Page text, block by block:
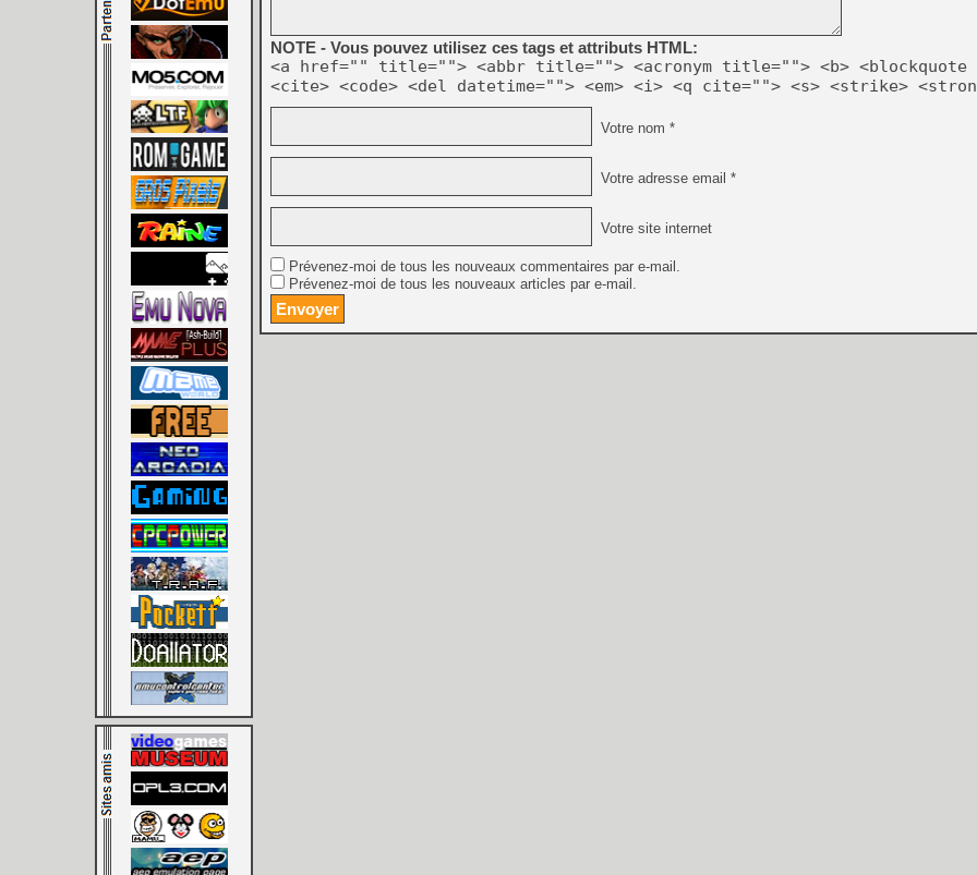
[GK] Mémoire cash -
[GK] Dan Houser (GTA)
[GK] Comment EA Sports
[GK] Crimson Moon : un
[GK] Isle of Reveries : le
[GK] Moonlighter 2 : The
[GK] Capcom relance
[Mo5] Deux inédits du
NOTE - Vous pouvez utilisez ces tags et attributs HTML:
<a href="" title=""> <abbr title=""> <acronym title=""> <b> <blockquote
<cite> <code> <del datetime=""> <em> <i> <q cite=""> <s> <strike>
Votre nom *
Votre adresse email *
Votre site internet
Prévenez-moi de tous les nouveaux commentaires par e-mail.
Prévenez-moi de tous les nouveaux articles par e-mail.